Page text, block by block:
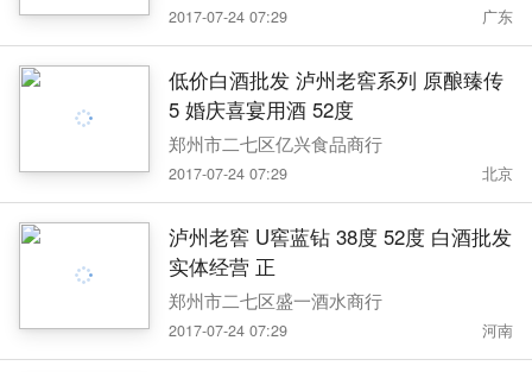
2017-07-24 07:29 广东
低价白酒批发 泸州老窖系列 原酿臻传
5 婚庆喜宴用酒 52度
郑州市二七区亿兴食品商行
2017-07-24 07:29 北京
泸州老窖 U窖蓝钻 38度 52度 白酒批发
实体经营 正
郑州市二七区盛一酒水商行
2017-07-24 07:29 河南